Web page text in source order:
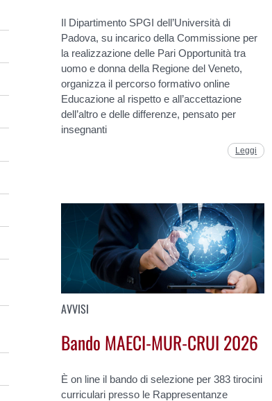
Il Dipartimento SPGI dell’Università di
Padova, su incarico della Commissione per
la realizzazione delle Pari Opportunità tra
uomo e donna della Regione del Veneto,
organizza il percorso formativo online
Educazione al rispetto e all’accettazione
dell’altro e delle differenze, pensato per
insegnanti
Leggi
AVVISI
Bando MAECI-MUR-CRUI 2026
È on line il bando di selezione per 383 tirocini
curriculari presso le Rappresentanze